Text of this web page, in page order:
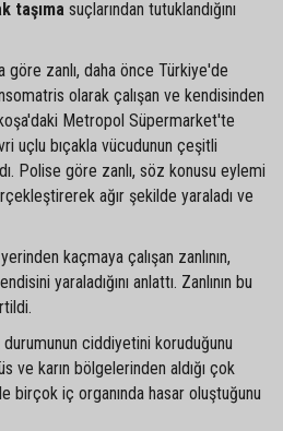
taşıma suçlarından tutuklandığını
göre zanlı, daha önce Türkiye'de
olarak çalışan ve kendisinden
Metropol Süpermarket'te
uçlu bıçakla vücudunun çeşitli
Polise göre zanlı, söz konusu eylemi
ağır şekilde yaraladı ve
kaçmaya çalışan zanlının,
yaraladığını anlattı. Zanlının bu
durumunun ciddiyetini koruduğunu
ve karın bölgelerinden aldığı çok
birçok iç organında hasar oluştuğunu